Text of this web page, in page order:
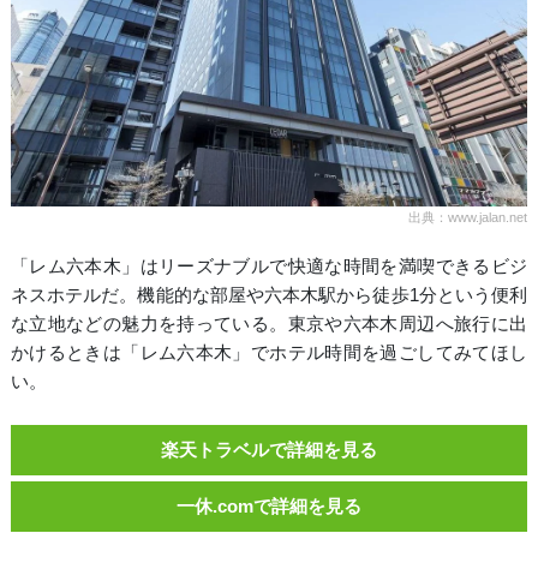
出典：www.jalan.net
「レム六本木」はリーズナブルで快適な時間を満喫できるビジ
ネスホテルだ。機能的な部屋や六本木駅から徒歩1分という便利
な立地などの魅力を持っている。東京や六本木周辺へ旅行に出
かけるときは「レム六本木」でホテル時間を過ごしてみてほし
い。
楽天トラベルで詳細を見る
一休.comで詳細を見る